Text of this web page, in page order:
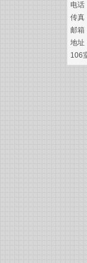
电话
传真
邮箱
地址
106